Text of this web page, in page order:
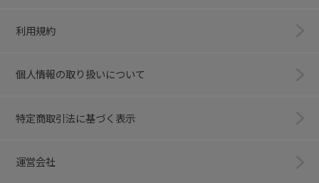
利用規約
個人情報の取り扱いについて
特定商取引法に基づく表示
運営会社